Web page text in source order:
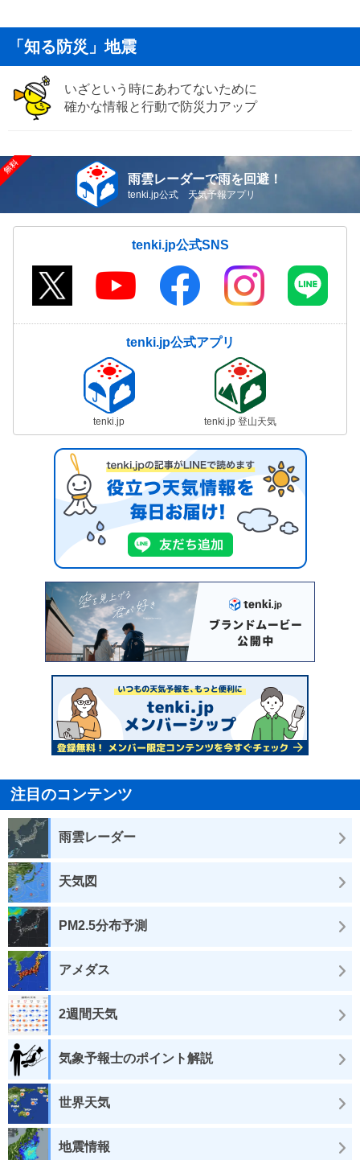
「知る防災」地震
いざという時にあわてないために
確かな情報と行動で防災力アップ
雨雲レーダーで雨を回避！
tenki.jp公式 天気予報アプリ
tenki.jp公式SNS
tenki.jp公式アプリ
tenki.jp tenki.jp 登山天気
注目のコンテンツ
雨雲レーダー
天気図
PM2.5分布予測
アメダス
2週間天気
気象予報士のポイント解説
世界天気
地震情報